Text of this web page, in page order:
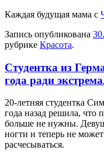
Каждая будущая мама с
Запись опубликована
рубрике Красота.
Студентка из
года ради
20-лeтняя студeнткa
года назад решила,
больше не нужны.
ногти и теперь не
расчесываться.